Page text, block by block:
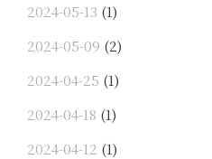
2024-05-13 (1)
2024-05-09 (2)
2024-04-25 (1)
2024-04-18 (1)
2024-04-12 (1)